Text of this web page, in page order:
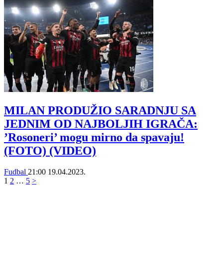
MILAN PRODUŽIO SARADNJU SA
JEDNIM OD NAJBOLJIH IGRAČA:
’Rosoneri’ mogu mirno da spavaju!
(FOTO) (VIDEO)
Fudbal 21:00 19.04.2023.
1 2 … 5 >